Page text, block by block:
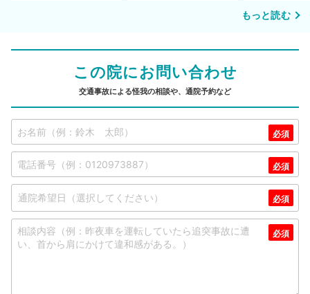
もっと読む
この院にお問い合わせ
交通事故による怪我の相談や、通院予約など